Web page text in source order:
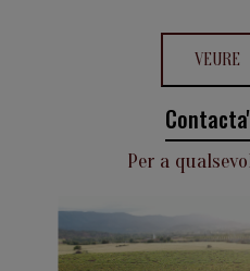
VEURE
Per a